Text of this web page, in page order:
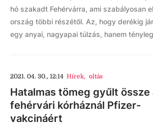
hó szakadt Fehérvárra, ami szabályosan
ország többi részétől. Az, hogy derékig
egy anyai, nagyapai túlzás, hanem
2021. 04. 30., 12:14 Hírek, oltás
Hatalmas tömeg gyűlt össze
fehérvári kórháznál Pfizer-
vakcináért